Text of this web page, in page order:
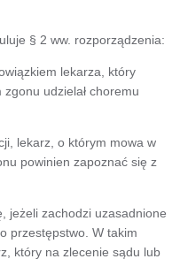
§ 2 ww. rozporządzenia:
lekarza, który
udzielał choremu
lekarz, o którym mowa w
powinien zapoznać się z
jeżeli zachodzi uzasadnione
przestępstwo. W takim
który na zlecenie sądu lub